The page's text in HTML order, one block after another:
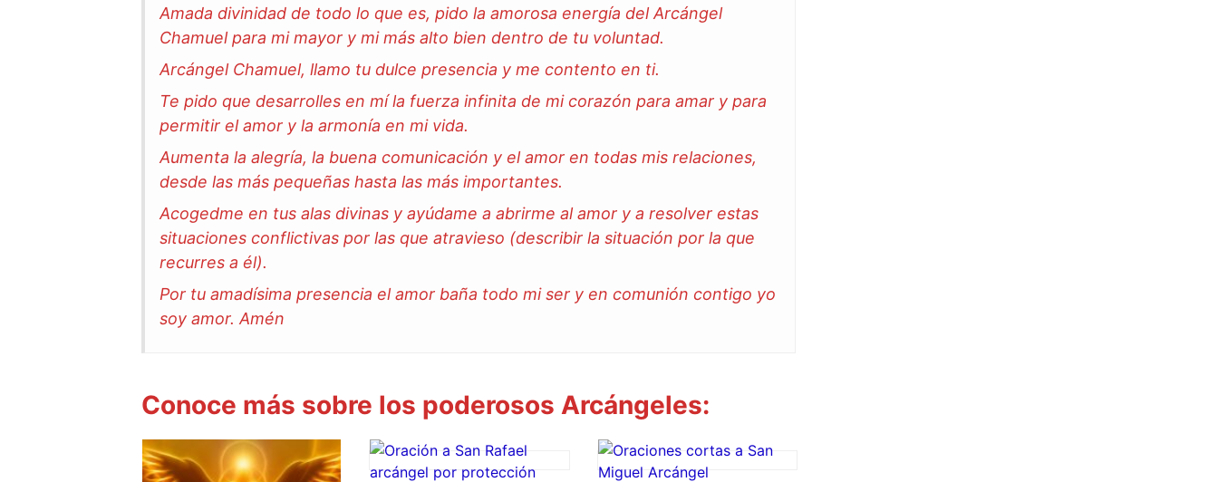
Amada divinidad de todo lo que es, pido la amorosa energía del Arcángel
Chamuel para mi mayor y mi más alto bien dentro de tu voluntad.
Arcángel Chamuel, llamo tu dulce presencia y me contento en ti.
Te pido que desarrolles en mí la fuerza infinita de mi corazón para amar y para
permitir el amor y la armonía en mi vida.
Aumenta la alegría, la buena comunicación y el amor en todas mis relaciones,
desde las más pequeñas hasta las más importantes.
Acogedme en tus alas divinas y ayúdame a abrirme al amor y a resolver estas
situaciones conflictivas por las que atravieso (describir la situación por la que
recurres a él).
Por tu amadísima presencia el amor baña todo mi ser y en comunión contigo yo
soy amor. Amén
Conoce más sobre los poderosos Arcángeles: